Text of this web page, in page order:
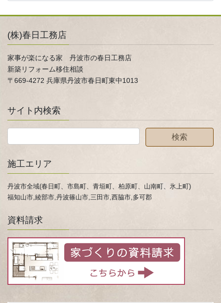
(株)春日工務店
家事が楽になる家 丹波市の春日工務店
新築リフォーム移住相談
〒669-4272 兵庫県丹波市春日町東中1013
サイト内検索
施工エリア
丹波市全域(春日町、市島町、青垣町、柏原町、山南町、氷上町)
福知山市,綾部市,丹波篠山市,三田市,西脇市,多可郡
資料請求